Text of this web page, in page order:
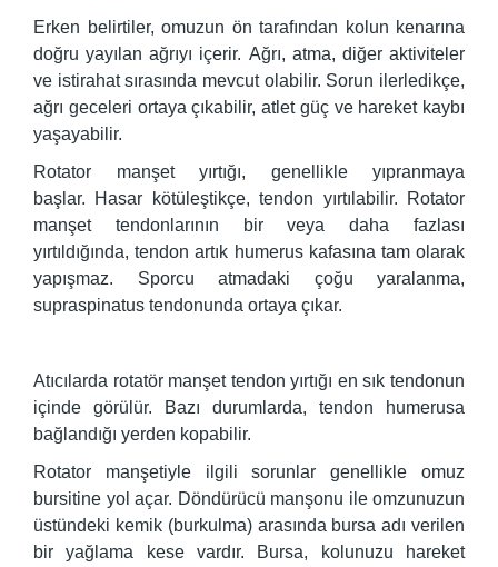
Erken belirtiler, omuzun ön tarafından kolun kenarına
doğru yayılan ağrıyı içerir. Ağrı, atma, diğer aktiviteler
ve istirahat sırasında mevcut olabilir. Sorun ilerledikçe,
ağrı geceleri ortaya çıkabilir, atlet güç ve hareket kaybı
yaşayabilir.
Rotator manşet yırtığı, genellikle yıpranmaya
başlar. Hasar kötüleştikçe, tendon yırtılabilir. Rotator
manşet tendonlarının bir veya daha fazlası
yırtıldığında, tendon artık humerus kafasına tam olarak
yapışmaz. Sporcu atmadaki çoğu yaralanma,
supraspinatus tendonunda ortaya çıkar.
Atıcılarda rotatör manşet tendon yırtığı en sık tendonun
içinde görülür. Bazı durumlarda, tendon humerusa
bağlandığı yerden kopabilir.
Rotator manşetiyle ilgili sorunlar genellikle omuz
bursitine yol açar. Döndürücü manşonu ile omzunuzun
üstündeki kemik (burkulma) arasında bursa adı verilen
bir yağlama kese vardır. Bursa, kolunuzu hareket